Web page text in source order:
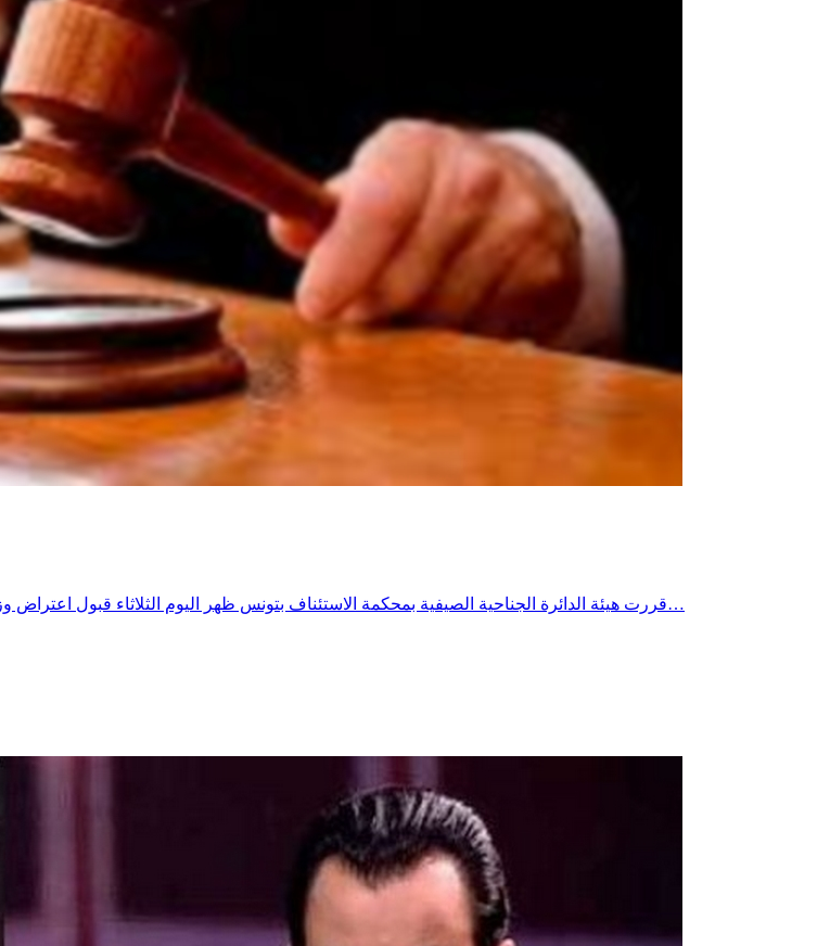
قررت هيئة الدائرة الجناحية الصيفية بمحكمة الاستئناف بتونس ظهر اليوم الثلاثاء قبول اعتراض وزير الفلاحة الأسبق والقيادي في حركة النهضة محمد بن سالم بخصوص قضية ديوانية حوكم…